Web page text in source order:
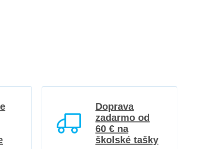
Doprava
zadarmo od
60 € na
školské tašky